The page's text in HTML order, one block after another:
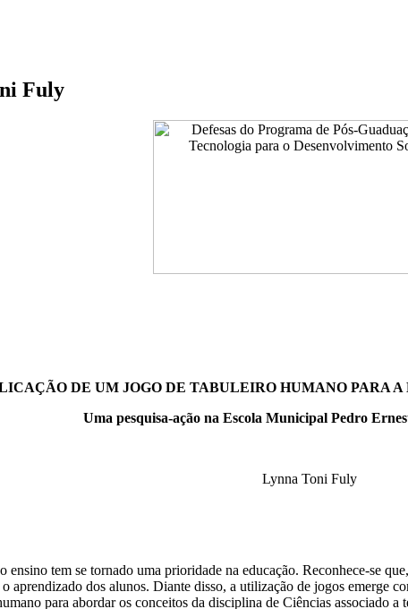
Fuly
DE UM JOGO DE TABULEIRO HUMANO PARA
Uma pesquisa-ação na Escola Municipal Pedro
Lynna Toni Fuly
ensino tem se tornado uma prioridade na educação. Reconhece-se
aprendizado dos alunos. Diante disso, a utilização de jogos emerge
para abordar os conceitos da disciplina de Ciências associado